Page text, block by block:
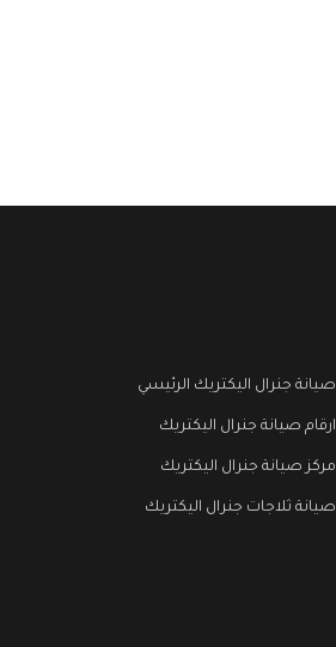
صيانة جنرال اليكتريك الرئيسي
ارقام صيانة جنرال اليكتريك
مركز صيانة جنرال اليكتريك
صيانة ثلاجات جنرال اليكتريك